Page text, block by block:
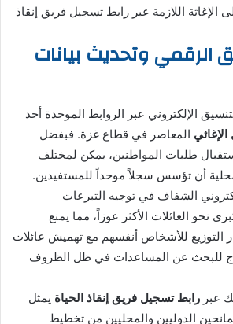
اللازمة عبر رابط تسجيل فريق إنقاذ
الرقمي وتحديث بيانات
الإلكتروني عبر الروابط الموحدة أحد
المعاصر في قطاع غزة. فبفضل
طلبات المواطنين، يمكن لمختلف
أن تؤسس سجلاً موحداً للمستفيدين.
الشفاف في توجيه التبرعات
نحو العائلات الأكثر عوزاً، مما يمنع
التوزيع للأشخاص أنفسهم مع تهميش عائلات
للبحث عن المساعدات في ظل الظروف
عبر رابط تسجيل فريق إنقاذ الحياة يمثل
الدوليين والمحليين من تخطيط